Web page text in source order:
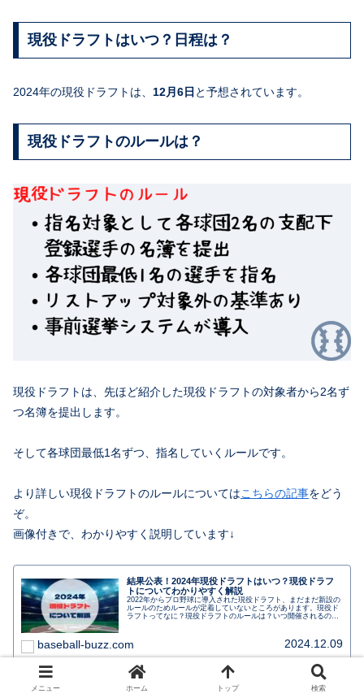
現役ドラフトはいつ？日程は？
2024年の現役ドラフトは、 12月6日 と予想されています。
現役ドラフトのルールは？
現役ドラフトは、先ほど紹介した現役ドラフトの対象者から2名ず
つ名簿を提出します。
そして各球団最低1名ずつ、指名していくルールです。
より詳しい現役ドラフトのルールについてはこちらの記事をどう
ぞ。
画像付きで、わかりやすく説明しています↓
結果公表！2024年現役ドラフトはいつ？現役ドラフ
トについてわかりやすく解説
2022年からプロ野球に導入された現役ドラフト、まだまだ新設の
ルールのためルールが定着していないところがあります。現役ド
ラフトってなに？現役ドラフトのルールは？いつ開催されるの？
baseball-buzz.com 2024.12.09
スポンサーリンク
メニュー ホーム トップ 検索